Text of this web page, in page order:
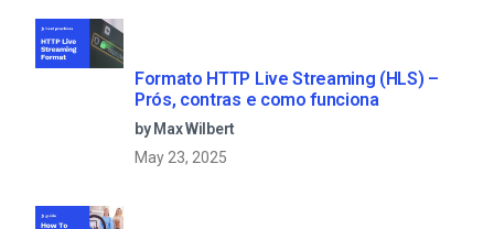
Formato HTTP Live Streaming (HLS) –
Prós, contras e como funciona
by Max Wilbert
May 23, 2025